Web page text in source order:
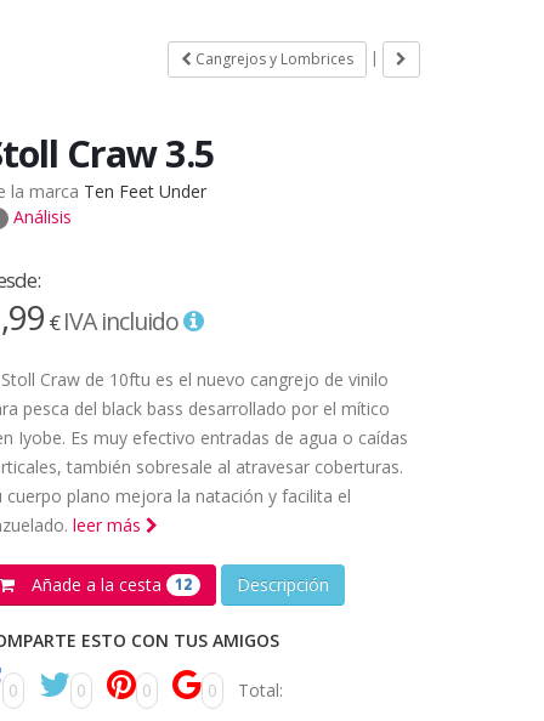
Cangrejos y Lombrices |
Craw 3.5
la marca Ten Feet Under
Análisis
€IVA incluido
Craw de 10ftu es el nuevo cangrejo de vinilo
pesca del black bass desarrollado por el mítico
Iyobe. Es muy efectivo entradas de agua o caídas
también sobresale al atravesar coberturas.
cuerpo plano mejora la natación y facilita el
leer más
Añade a la cesta 12 Descripción
ESTO CON TUS AMIGOS
0 0 0 0 Total: